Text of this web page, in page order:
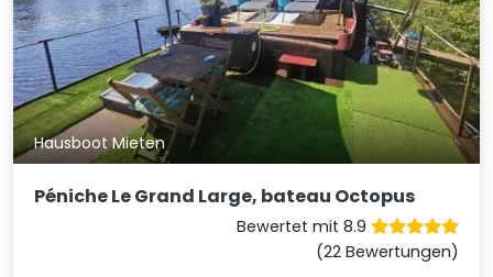
Hausboot Mieten
Péniche Le Grand Large, bateau Octopus
Bewertet mit 8.9
(22 Bewertungen)